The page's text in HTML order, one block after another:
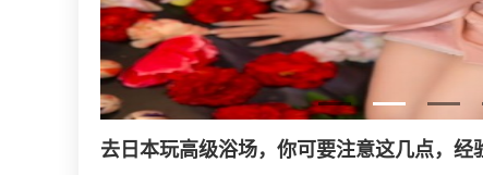
什么是家庭式丝足会所？